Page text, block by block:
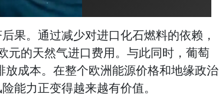
果。通过减少对进口化石燃料的依赖，
元的天然气进口费用。与此同时，葡萄
放成本。在整个欧洲能源价格和地缘政治
能力正变得越来越有价值。